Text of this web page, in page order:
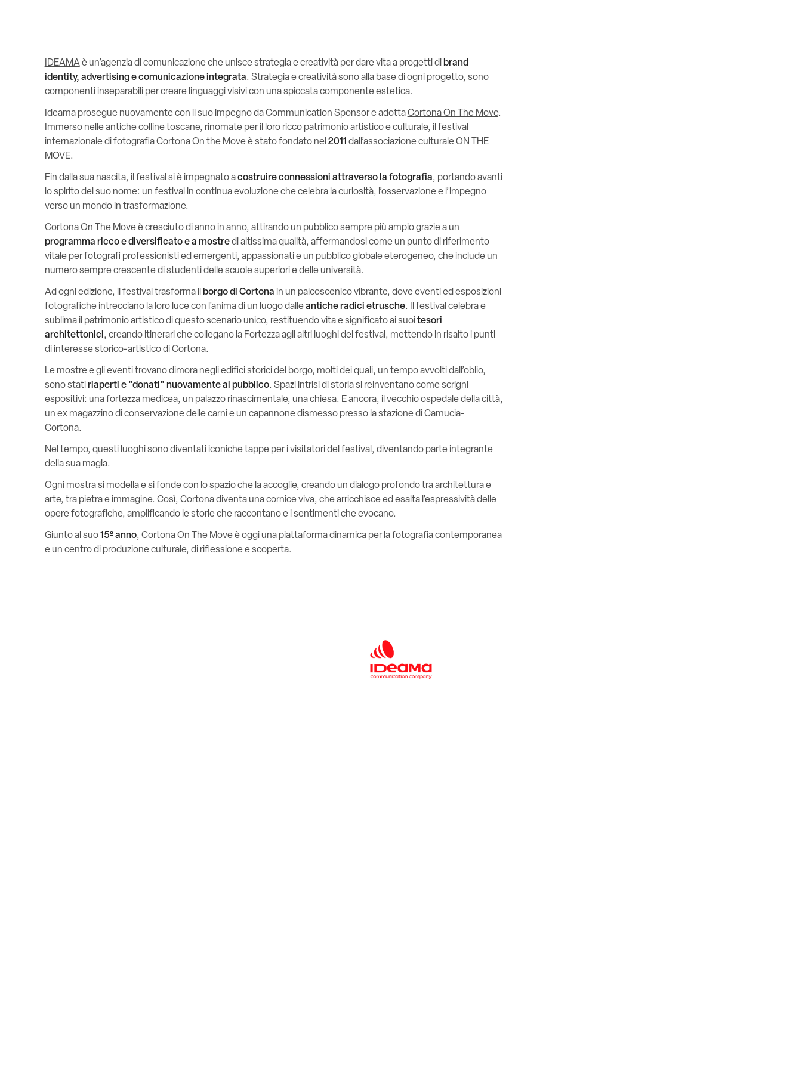
IDEAMAè un’agenzia di comunicazione che unisce strategia e creatività per dare vita a progetti di brand
identity, advertising e comunicazione integrata. Strategia e creatività sono alla base di ogni progetto, sono
componenti inseparabili per creare linguaggi visivi con una spiccata componente estetica.
Ideama prosegue nuovamente con il suo impegno da Communication Sponsor e adottaCortona On The Move.
Immerso nelle antiche colline toscane, rinomate per il loro ricco patrimonio artistico e culturale, il festival
internazionale di fotografia Cortona On the Move è stato fondato nel 2011 dall’associazione culturale ON THE
MOVE.
Fin dalla sua nascita, il festival si è impegnato acostruire connessioni attraverso la fotografia, portando avanti
lo spirito del suo nome: un festival in continua evoluzione che celebra la curiosità, l’osservazione e l’impegno
verso un mondo in trasformazione.
Cortona On The Move è cresciuto di anno in anno, attirando un pubblico sempre più ampio grazie a un
programma ricco e diversificato e a mostredi altissima qualità, affermandosi come un punto di riferimento
vitale per fotografi professionisti ed emergenti, appassionati e un pubblico globale eterogeneo, che include un
numero sempre crescente di studenti delle scuole superiori e delle università.
Ad ogni edizione, il festival trasforma il borgo di Cortona in un palcoscenico vibrante, dove eventi ed esposizioni
fotografiche intrecciano la loro luce con l’anima di un luogo dalleantiche radici etrusche. Il festival celebra e
sublima il patrimonio artistico di questo scenario unico, restituendo vita e significato ai suoitesori
architettonici, creando itinerari che collegano la Fortezza agli altri luoghi del festival, mettendo in risalto i punti
di interesse storico-artistico di Cortona.
Le mostre e gli eventi trovano dimora negli edifici storici del borgo, molti dei quali, un tempo avvolti dall’oblio,
sono statiriaperti e "donati" nuovamente al pubblico. Spazi intrisi di storia si reinventano come scrigni
espositivi: una fortezza medicea, un palazzo rinascimentale, una chiesa. E ancora, il vecchio ospedale della città,
un ex magazzino di conservazione delle carni e un capannone dismesso presso la stazione di Camucia-
Cortona.
Nel tempo, questi luoghi sono diventati iconiche tappe per i visitatori del festival, diventando parte integrante
della sua magia.
Ogni mostra si modella e si fonde con lo spazio che la accoglie, creando un dialogo profondo tra architettura e
arte, tra pietra e immagine. Così, Cortona diventa una cornice viva, che arricchisce ed esalta l’espressività delle
opere fotografiche, amplificando le storie che raccontano e i sentimenti che evocano.
Giunto al suo15º anno, Cortona On The Move è oggi una piattaforma dinamica per la fotografia contemporanea
e un centro di produzione culturale, di riflessione e scoperta.